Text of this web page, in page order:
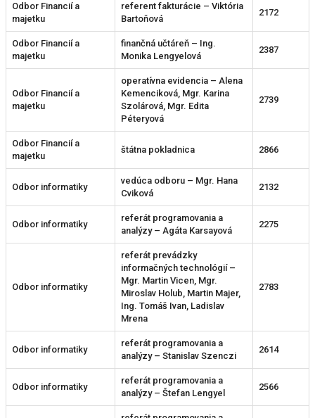
Odbor Financií a
majetku
referent fakturácie – Viktória
Bartoňová
2172
Odbor Financií a
majetku
finančná učtáreň – Ing.
Monika Lengyelová
2387
Odbor Financií a
majetku
operatívna evidencia – Alena
Kemenciková, Mgr. Karina
Szolárová, Mgr. Edita
Péteryová
2739
Odbor Financií a
majetku
štátna pokladnica 2866
Odbor informatiky
vedúca odboru – Mgr. Hana
Cviková
2132
Odbor informatiky
referát programovania a
analýzy – Agáta Karsayová
2275
Odbor informatiky
referát prevádzky
informačných technológií –
Mgr. Martin Vicen, Mgr.
Miroslav Holub, Martin Majer,
Ing. Tomáš Ivan, Ladislav
Mrena
2783
Odbor informatiky
referát programovania a
analýzy – Stanislav Szenczi
2614
Odbor informatiky
referát programovania a
analýzy – Štefan Lengyel
2566